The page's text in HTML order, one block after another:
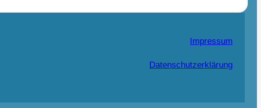
Impressum
Datenschutzerklärung